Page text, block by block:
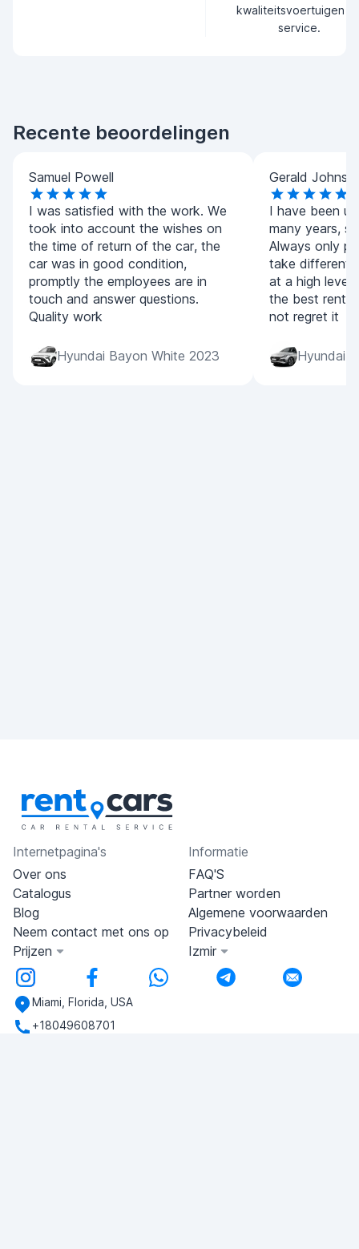
kwaliteitsvoertuigen
service.
Recente beoordelingen
Samuel Powell
I was satisfied with the work. We
took into account the wishes on
the time of return of the car, the
car was in good condition,
promptly the employees are in
touch and answer questions.
Quality work
Hyundai Bayon White 2023
Gerald
I have been
many years,
Always only
take different
at a high level
the best
not regret it
Hyundai
Internetpagina's
Over ons
Catalogus
Blog
Neem contact met ons op
Prijzen
Informatie
FAQ'S
Partner worden
Algemene voorwaarden
Privacybeleid
Izmir
Miami, Florida, USA
+18049608701